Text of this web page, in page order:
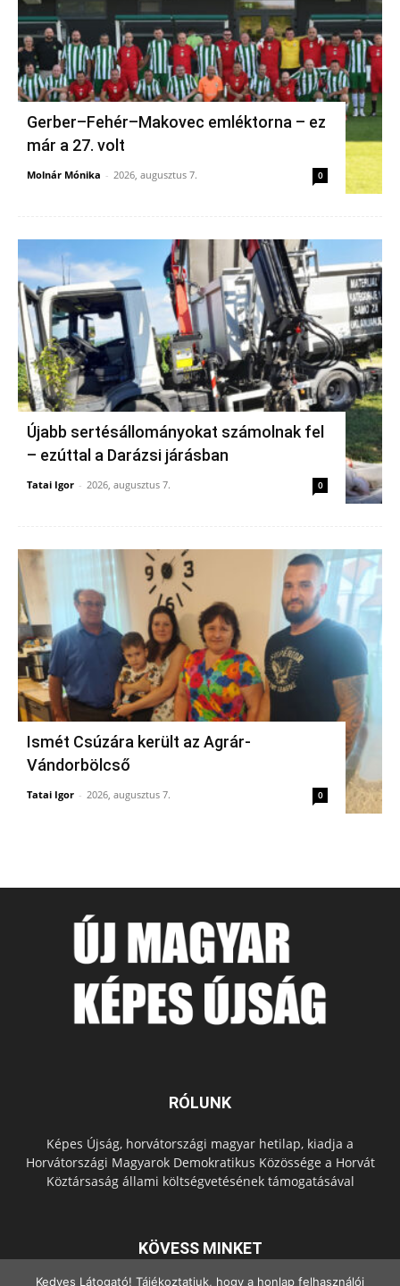
Gerber–Fehér–Makovec emléktorna – ez
már a 27. volt
Molnár Mónika - 2026, augusztus 7. 0
Újabb sertésállományokat számolnak fel
– ezúttal a Darázsi járásban
Tatai Igor - 2026, augusztus 7. 0
Ismét Csúzára került az Agrár-
Vándorbölcső
Tatai Igor - 2026, augusztus 7. 0
RÓLUNK
Képes Újság, horvátországi magyar hetilap, kiadja a
Horvátországi Magyarok Demokratikus Közössége a Horvát
Köztársaság állami költségvetésének támogatásával
KÖVESS MINKET
Kedves Látogató! Tájékoztatjuk, hogy a honlap felhasználói